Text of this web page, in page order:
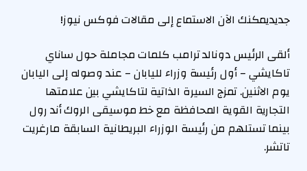
جديديمكنك الآن الاستماع إلى مقالات فوكس نيوز!
ألقى الرئيس دونالد ترامب كلمات مجاملة حول ساناي
تاكايشي – أول رئيسة وزراء لليابان – عند وصوله إلى اليابان
يوم الاثنين. تمزج السيرة الذاتية لتاكايشي بين علامتها
التجارية القوية المحافظة مع خط موسيقى الروك أند رول
بينما تستلهم من رئيسة الوزراء البريطانية السابقة مارغريت
تاتشر.